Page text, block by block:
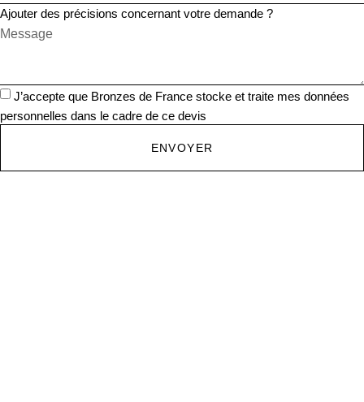
Ajouter des précisions concernant votre demande ?
J’accepte que Bronzes de France stocke et traite mes données
personnelles dans le cadre de ce devis
ENVOYER